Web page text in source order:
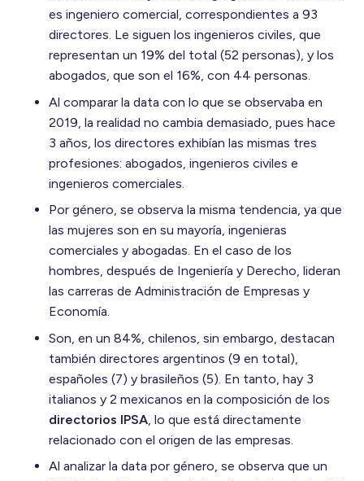
es ingeniero comercial, correspondientes a 93
directores. Le siguen los ingenieros civiles, que
representan un 19% del total (52 personas), y los
abogados, que son el 16%, con 44 personas.
Al comparar la data con lo que se observaba en
2019, la realidad no cambia demasiado, pues hace
3 años, los directores exhibían las mismas tres
profesiones: abogados, ingenieros civiles e
ingenieros comerciales.
Por género, se observa la misma tendencia, ya que
las mujeres son en su mayoría, ingenieras
comerciales y abogadas. En el caso de los
hombres, después de Ingeniería y Derecho, lideran
las carreras de Administración de Empresas y
Economía.
Son, en un 84%, chilenos, sin embargo, destacan
también directores argentinos (9 en total),
españoles (7) y brasileños (5). En tanto, hay 3
italianos y 2 mexicanos en la composición de los
directorios IPSA , lo que está directamente
relacionado con el origen de las empresas.
Al analizar la data por género, se observa que un